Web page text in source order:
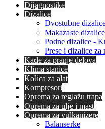
Dijagnostike
Dizalice
Dvostubne
Makazaste dizalice
Podne dizalice -
Prese i dizalice za
Kade za pranje delova
Klima stanice
Kolica za alat
Kompresori
Oprema za reglažu trapa
Oprema za ulje i mast
Oprema za vulkanizere
Balanserke